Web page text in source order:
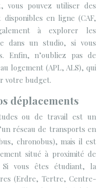
vous pouvez utiliser des
disponibles en ligne (CAF,
à explorer les
dans un studio, si vous
Enfin, n’oubliez pas de
logement (APL, ALS), qui
votre budget.
déplacements
ou de travail est un
réseau de transports en
chronobus), mais il est
situé à proximité de
Si vous êtes étudiant, la
(Erdre, Tertre, Centre-